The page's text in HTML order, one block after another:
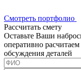
Смотреть портфолио
Рассчитать смету
Оставьте Ваши
оперативно
обсуждения деталей